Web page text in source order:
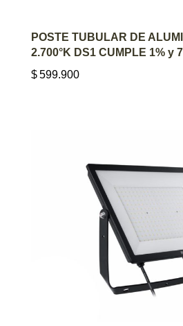
AGREGAR AL
POSTE TUBULAR DE
2.700°K DS1 CUMPLE 1% y
$599.900